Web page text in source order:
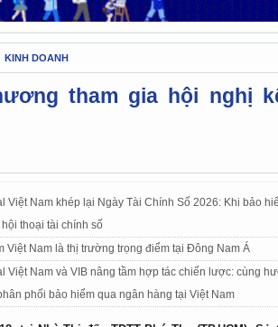
KINH DOANH
tham gia hội nghị
Việt Nam khép lại Ngày Tài Chính Số 2026: Khi bảo
thoại tài chính số
Việt Nam là thị trường trọng điểm tại Đông Nam Á
Việt Nam và VIB nâng tầm hợp tác chiến lược: cùng
phối bảo hiểm qua ngân hàng tại Việt Nam